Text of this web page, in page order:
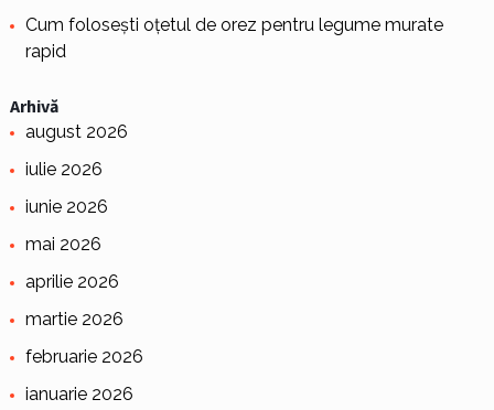
Cum folosești oțetul de orez pentru legume murate
rapid
Arhivă
august 2026
iulie 2026
iunie 2026
mai 2026
aprilie 2026
martie 2026
februarie 2026
ianuarie 2026